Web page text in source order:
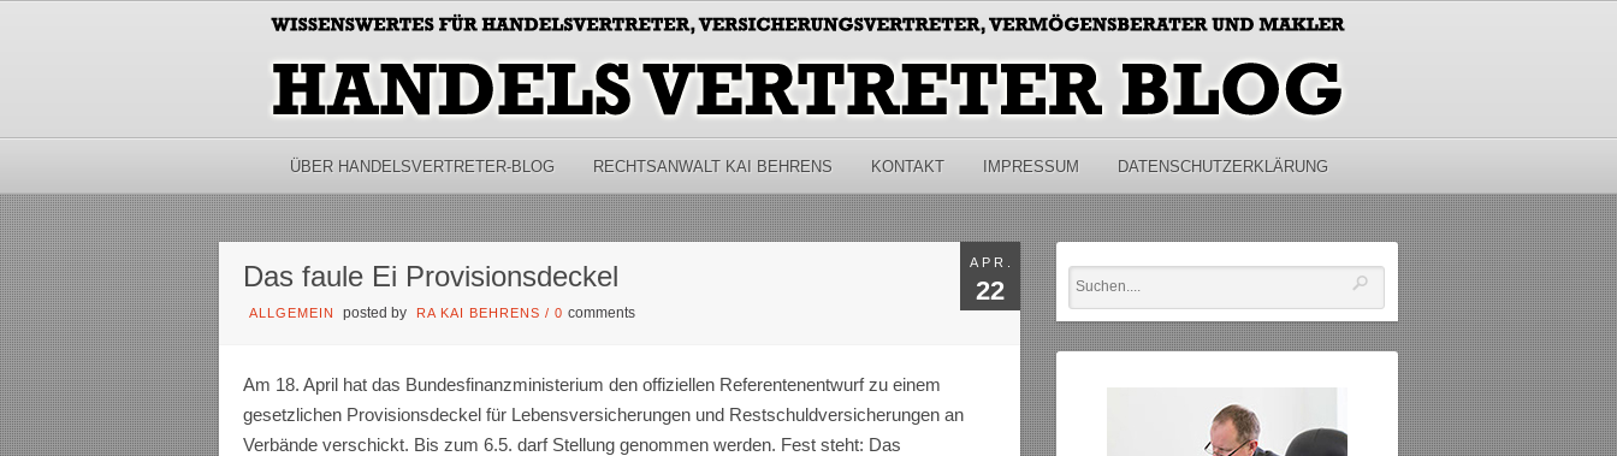
ÜBER HANDELSVERTRETER-BLOG RECHTSANWALT KAI BEHRENS KONTAKT IMPRESSUM DATENSCHUTZERKLÄRUNG
APR.
22
Das faule Ei Provisionsdeckel
ALLGEMEIN posted by RA KAI BEHRENS /0comments
Am 18. April hat das Bundesfinanzministerium den offiziellen Referentenentwurf zu einem
gesetzlichen Provisionsdeckel für Lebensversicherungen und Restschuldversicherungen an
Verbände verschickt. Bis zum 6.5. darf Stellung genommen werden. Fest steht: Das